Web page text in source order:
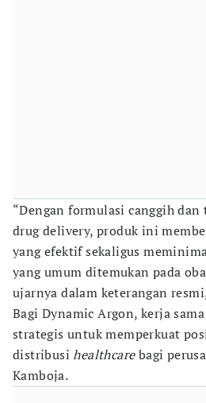
“Dengan formulasi canggih
drug delivery, produk ini
yang efektif sekaligus
yang umum ditemukan pada
ujarnya dalam keterangan
Bagi Dynamic Argon, kerja
strategis untuk memperkuat
distribusihealthcarebagi
Kamboja.